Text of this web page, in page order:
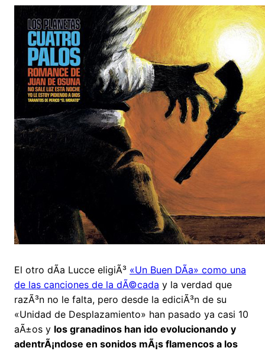
El otro dÃ­a Lucce eligiÃ³ «Un Buen DÃ­a» como una
de las canciones de la dÃ©cada y la verdad que
razÃ³n no le falta, pero desde la ediciÃ³n de su
«Unidad de Desplazamiento» han pasado ya casi 10
aÃ±os y los granadinos han ido evolucionando y
adentrÃ¡ndose en sonidos mÃ¡s flamencos a los